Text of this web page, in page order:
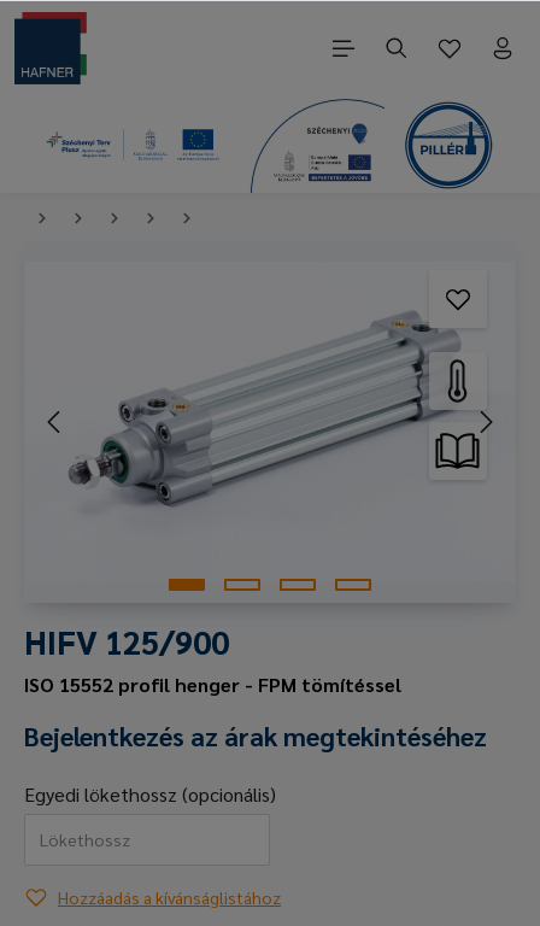
HIFV 125/900
ISO 15552 profil henger - FPM tömítéssel
Bejelentkezés az árak megtekintéséhez
Egyedi lökethossz (opcionális)
Hozzáadás a kívánságlistához